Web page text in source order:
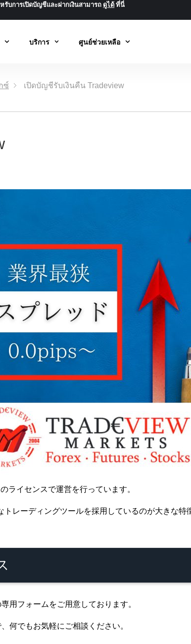
บการเปิดบัญชีและฝากเงินสามารถ ดูได้ที่นี่
บริการ ศูนย์ช่วยเหลือ
ซ์ เปิดบัญชีรับเงินคืน Tradeview
ライセンスで運営を行っています。
レーディングツールを採用しているのが大きな特
用フォームをご用意しております。
何でもお気軽にご相談ください。